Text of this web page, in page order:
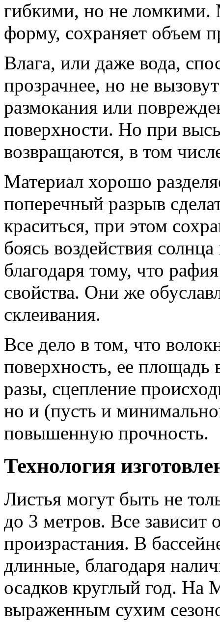
гибкими, но не ломкими.
форму, сохраняет объем
Влага, или даже вода,
прозрачнее, но не
размокания или
поверхности. Но при
возвращаются, в том
Материал хорошо
поперечный разрыв
краситься, при этом
боясь воздействия
благодаря тому, что
свойства. Они же
склеивания.
Все дело в том, что
поверхность, ее площадь
разы, сцепление
но и (пусть и
повышенную прочность.
Технология
Листья могут быть не
до 3 метров. Все зависит
произрастания. В
длинные, благодаря
осадков круглый год. На
выраженным сухим